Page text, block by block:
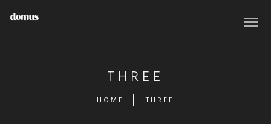
THREE
HOME THREE